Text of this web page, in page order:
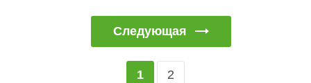
Следующая
1 2